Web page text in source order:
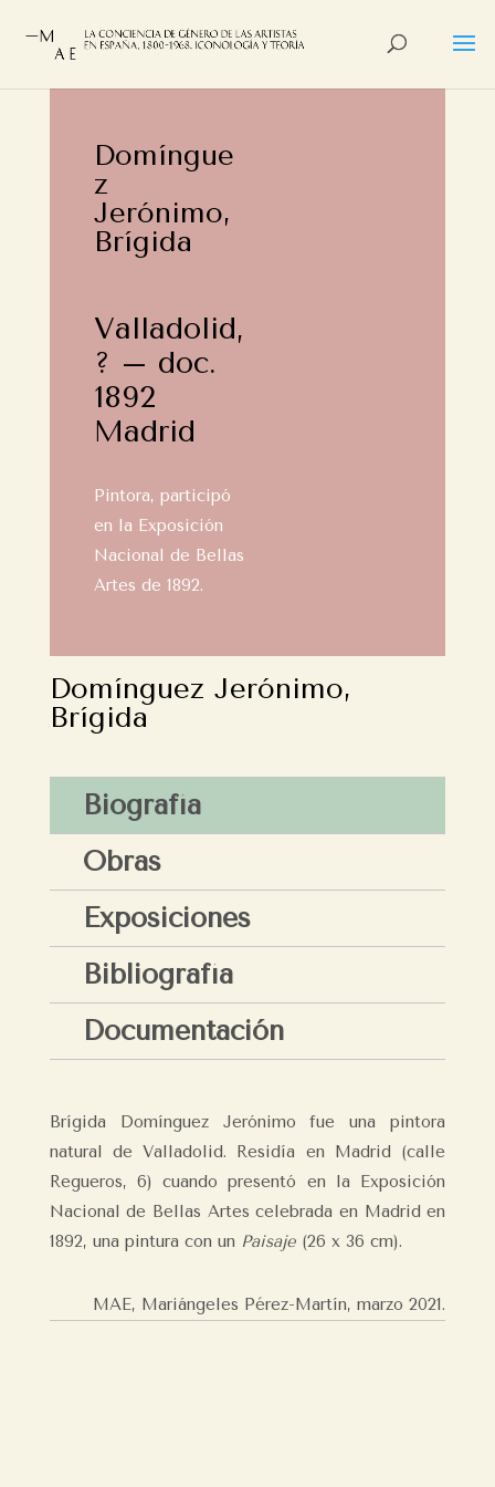
Domíngue
z
Jerónimo,
Brígida
Valladolid,
? – doc.
1892
Madrid
Pintora, participó
en la Exposición
Nacional de Bellas
Artes de 1892.
Domínguez Jerónimo,
Brígida
Biografía
Obras
Exposiciones
Bibliografía
Documentación
Brígida Domínguez Jerónimo fue una pintora
natural de Valladolid. Residía en Madrid (calle
Regueros, 6) cuando presentó en la Exposición
Nacional de Bellas Artes celebrada en Madrid en
1892, una pintura con un Paisaje(26 x 36 cm).
MAE, Mariángeles Pérez-Martín,marzo 2021.